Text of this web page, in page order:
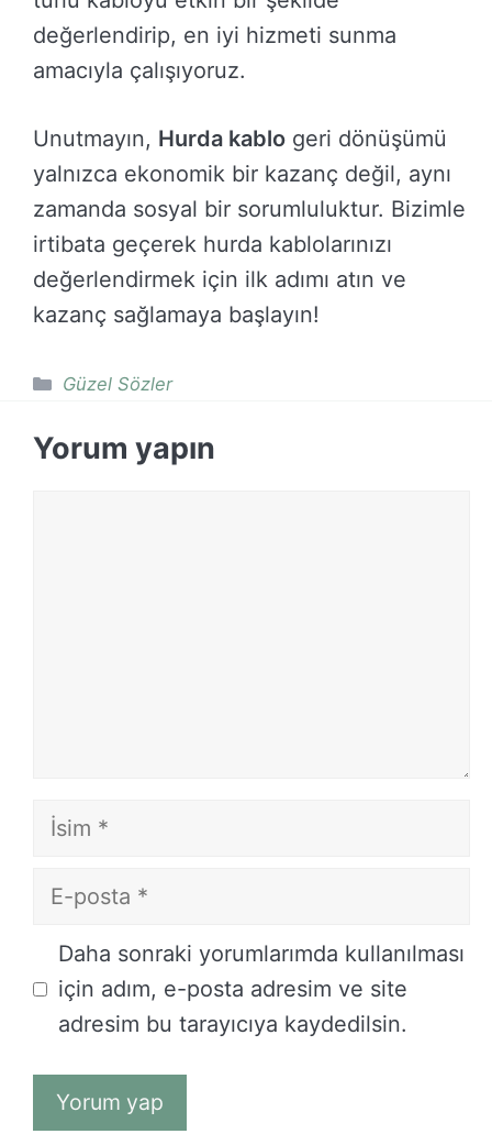
değerlendirip, en iyi hizmeti sunma
amacıyla çalışıyoruz.
Unutmayın, Hurda kablo geri dönüşümü
yalnızca ekonomik bir kazanç değil, aynı
zamanda sosyal bir sorumluluktur. Bizimle
irtibata geçerek hurda kablolarınızı
değerlendirmek için ilk adımı atın ve
kazanç sağlamaya başlayın!
Kategoriler
Güzel Sözler
Yorum yapın
İsim
E-
İnternet
sitesi
Daha sonraki yorumlarımda kullanılması
için adım, e-posta adresim ve site
adresim bu tarayıcıya kaydedilsin.